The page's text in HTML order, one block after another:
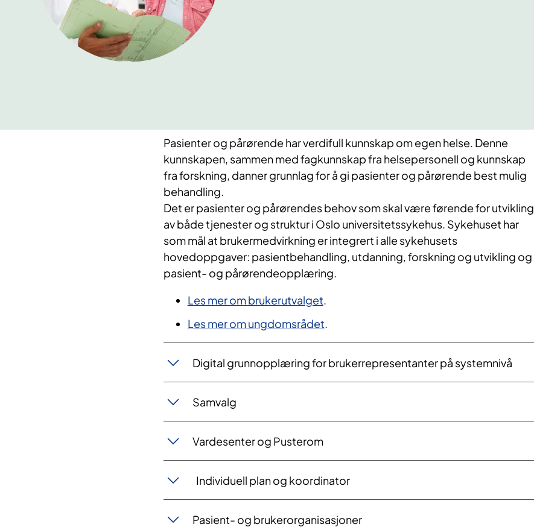
Pasienter og pårørende har verdifull kunnskap om egen helse. Denne
kunnskapen, sammen med fagkunnskap fra helsepersonell og kunnskap
fra forskning, danner grunnlag for å gi pasienter og pårørende best mulig
behandling.
Det er pasienter og pårørendes behov som skal være førende for utvikling
av både tjenester og struktur i Oslo universitetssykehus. Sykehuset har
som mål at brukermedvirkning er integrert i alle sykehusets
hovedoppgaver: pasientbehandling, utdanning, forskning og utvikling og
pasient- og pårørendeopplæring.
Les mer om brukerutvalget.
Les mer om ungdomsrådet.
Digital grunnopplæring for brukerrepresentanter på systemnivå
Samvalg
Vardesenter og Pusterom
Individuell plan og koordinator
Pasient- og brukerorganisasjoner